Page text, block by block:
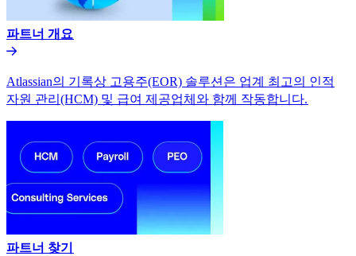
파트너 개요​​
Atlassian의 기록상 고용주(EOR) 솔루션은 업계 최고의 인적
자원 관리(HCM) 및 급여 제공업체와 함께 작동합니다.​​
파트너 찾기​​